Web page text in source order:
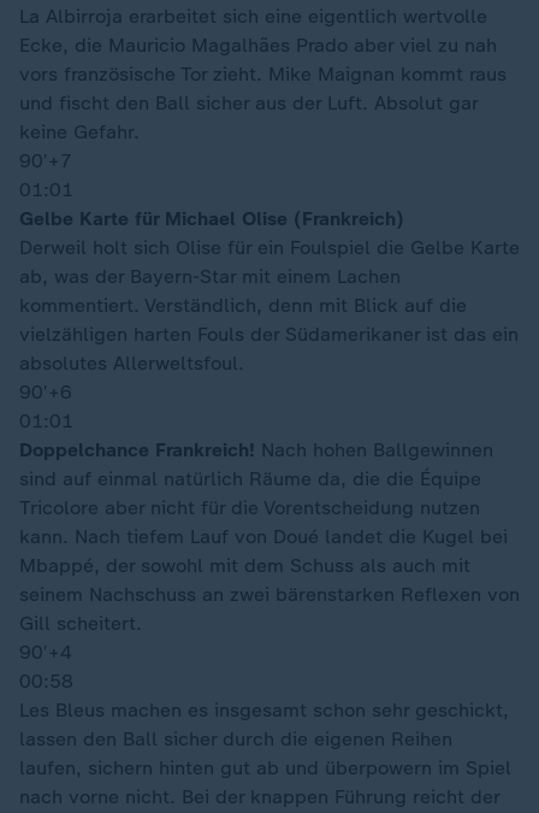
La Albirroja erarbeitet sich eine eigentlich wertvolle
Ecke, die Mauricio Magalhães Prado aber viel zu nah
vors französische Tor zieht. Mike Maignan kommt raus
und fischt den Ball sicher aus der Luft. Absolut gar
keine Gefahr.
90′ +7
01:01
Gelbe Karte für Michael Olise (Frankreich)
Derweil holt sich Olise für ein Foulspiel die Gelbe Karte
ab, was der Bayern-Star mit einem Lachen
kommentiert. Verständlich, denn mit Blick auf die
vielzähligen harten Fouls der Südamerikaner ist das ein
absolutes Allerweltsfoul.
90′ +6
01:01
Doppelchance Frankreich! Nach hohen Ballgewinnen
sind auf einmal natürlich Räume da, die die Équipe
Tricolore aber nicht für die Vorentscheidung nutzen
kann. Nach tiefem Lauf von Doué landet die Kugel bei
Mbappé, der sowohl mit dem Schuss als auch mit
seinem Nachschuss an zwei bärenstarken Reflexen von
Gill scheitert.
90′ +4
00:58
Les Bleus machen es insgesamt schon sehr geschickt,
lassen den Ball sicher durch die eigenen Reihen
laufen, sichern hinten gut ab und überpowern im Spiel
nach vorne nicht. Bei der knappen Führung reicht der